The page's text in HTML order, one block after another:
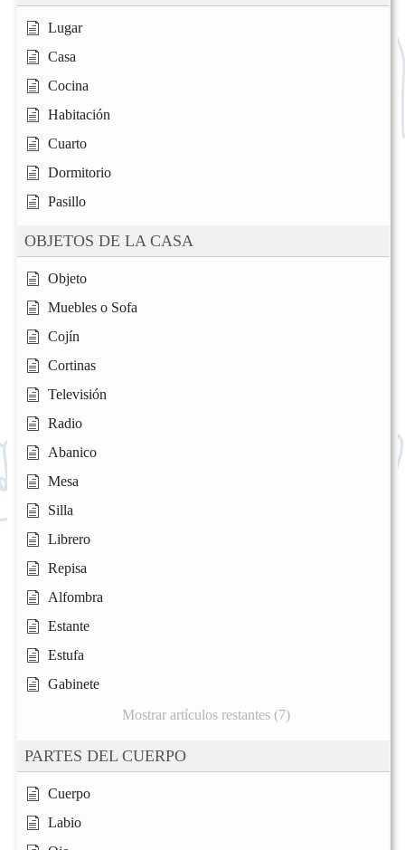
Lugar
Casa
Cocina
Habitación
Cuarto
Dormitorio
Pasillo
OBJETOS DE LA CASA
Objeto
Muebles o Sofa
Cojín
Cortinas
Televisión
Radio
Abanico
Mesa
Silla
Librero
Repisa
Alfombra
Estante
Estufa
Gabinete
Mostrar artículos restantes (7)
PARTES DEL CUERPO
Cuerpo
Labio